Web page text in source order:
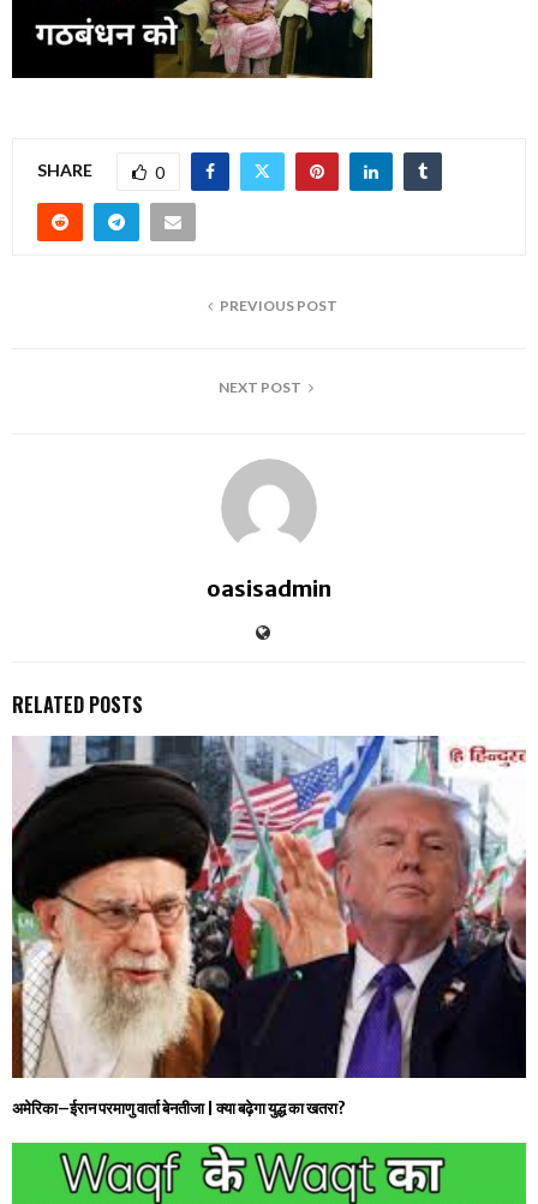
SHARE 0
PREVIOUS POST
NEXT POST
oasisadmin
RELATED POSTS
अमेरिका–ईरान परमाणु वार्ता बेनतीजा | क्या बढ़ेगा युद्ध का खतरा?